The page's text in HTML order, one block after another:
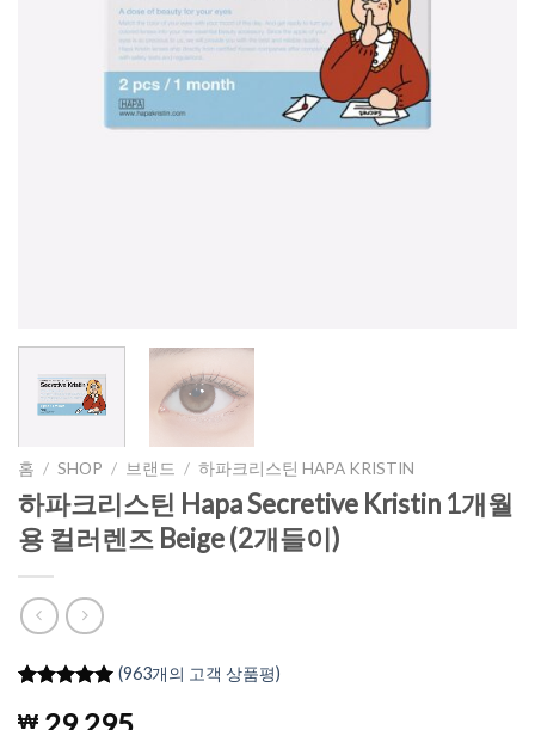
홈 / SHOP / 브랜드 / 하파크리스틴 HAPA KRISTIN
하파크리스틴 Hapa Secretive Kristin 1개월
용 컬러렌즈 Beige (2개들이)
고객 평가
(963개의 고객 상품평)
₩